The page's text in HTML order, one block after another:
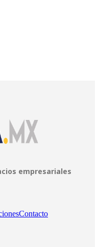
empresariales
Contacto